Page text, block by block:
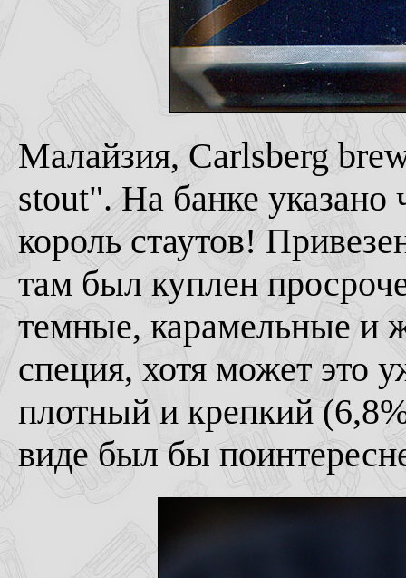
Малайзия, Carlsberg
stout". На банке указано
король стаутов!
там был куплен
темные, карамельные и
специя, хотя может это
плотный и крепкий
виде был бы